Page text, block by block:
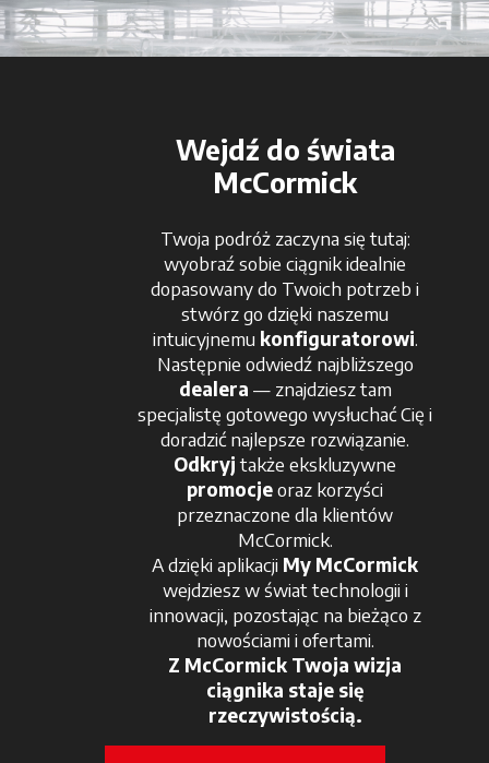
Wejdź do świata
McCormick
Twoja podróż zaczyna się tutaj:
wyobraź sobie ciągnik idealnie
dopasowany do Twoich potrzeb i
stwórz go dzięki naszemu
intuicyjnemu konfiguratorowi.
Następnie odwiedź najbliższego
dealera — znajdziesz tam
specjalistę gotowego wysłuchać Cię i
doradzić najlepsze rozwiązanie.
Odkryjtakże ekskluzywne
promocjeoraz korzyści
przeznaczone dla klientów
McCormick.
A dzięki aplikacji My McCormick
wejdziesz w świat technologii i
innowacji, pozostając na bieżąco z
nowościami i ofertami.
Z McCormick Twoja wizja
ciągnika staje się
rzeczywistością.